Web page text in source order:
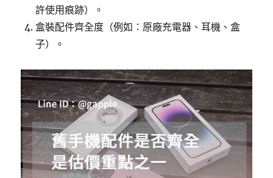
許使用痕跡）。
盒裝配件齊全度（例如：原廠充電器、耳機、盒
子）。